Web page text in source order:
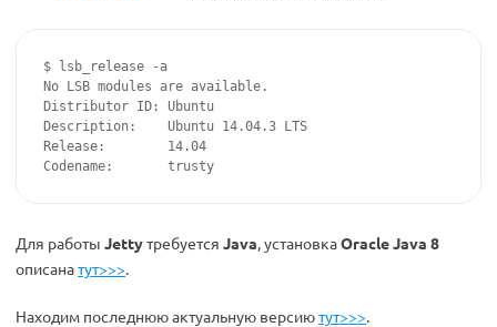
$ lsb_release -a
No LSB modules are available.
Distributor ID:	Ubuntu
Description:	Ubuntu 14.04.3 LTS
Release:	14.04
Для работы Jettyтребуется Java, установкаOracle Java 8
описанатут>>>.
Находим последнюю актуальную версиютут>>>.